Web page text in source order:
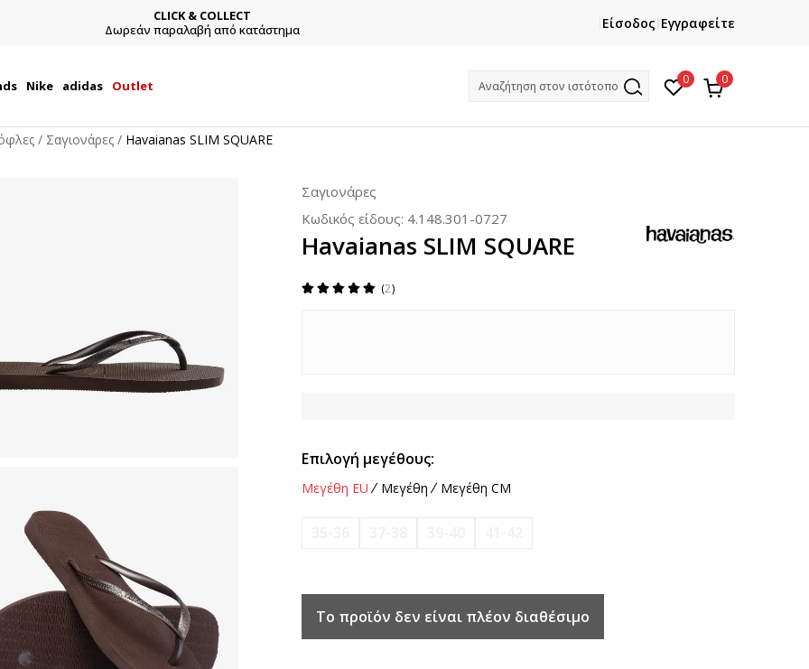
CLICK & COLLECT
Δωρεάν παραλαβή από κατάστημα
Και κερδίστε -10% με την πρώτη σας αγορά!
Είσοδος Εγγραφείτε
Nike adidas Outlet Αναζήτηση στον ιστότοπο 0 0
Σαγιονάρες Havaianas SLIM SQUARE
Σαγιονάρες
Κωδικός είδους: 4.148.301-0727
Havaianas SLIM SQUARE
2
Επιλογή μεγέθους:
Μεγέθη EU Μεγέθη Μεγέθη CM
Το προϊόν δεν είναι πλέον διαθέσιμο